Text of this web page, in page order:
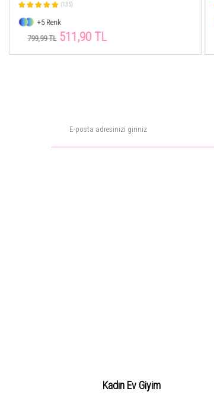
(90)
+6 Renk
799,99 TL 607,17 TL
Kadın Ev Giyim